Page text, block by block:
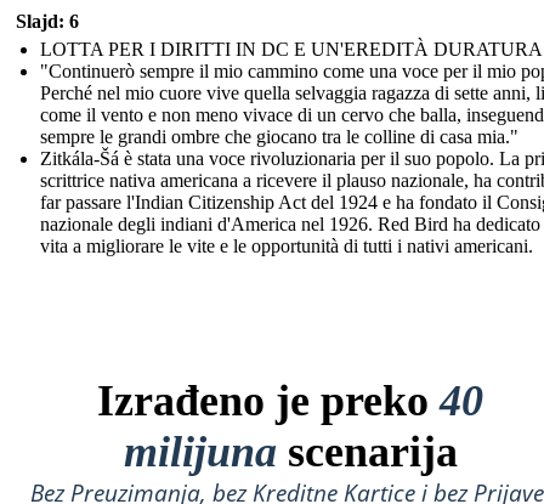
Slajd: 6
LOTTA PER I DIRITTI IN DC E UN'EREDITÀ DURATURA
"Continuerò sempre il mio cammino come una voce per il mio
Perché nel mio cuore vive quella selvaggia ragazza di sette anni,
come il vento e non meno vivace di un cervo che balla,
sempre le grandi ombre che giocano tra le colline di casa mia."
Zitkála-Šá è stata una voce rivoluzionaria per il suo popolo. La
scrittrice nativa americana a ricevere il plauso nazionale, ha
far passare l'Indian Citizenship Act del 1924 e ha fondato il
nazionale degli indiani d'America nel 1926. Red Bird ha dedicato
vita a migliorare le vite e le opportunità di tutti i nativi americani.
Izrađeno je preko40
milijuna scenarija
Bez Preuzimanja, bez Kreditne Kartice i bez